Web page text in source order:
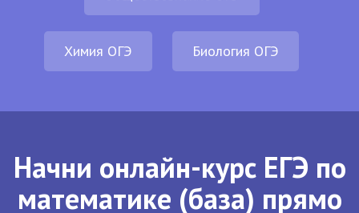
Химия ОГЭ Биология ОГЭ
Начни онлайн-курс ЕГЭ по
математике (база) прямо